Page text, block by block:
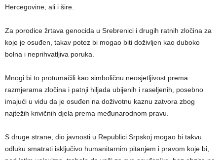
Hercegovine, ali i šire.
Za porodice žrtava genocida u Srebrenici i drugih ratnih zločina za
koje je osuđen, takav potez bi mogao biti doživljen kao duboko
bolna i neprihvatljiva poruka.
Mnogi bi to protumačili kao simboličnu neosjetljivost prema
razmjerama zločina i patnji hiljada ubijenih i raseljenih, posebno
imajući u vidu da je osuđen na doživotnu kaznu zatvora zbog
najtežih krivičnih djela prema međunarodnom pravu.
S druge strane, dio javnosti u Republici Srpskoj mogao bi takvu
odluku smatrati isključivo humanitarnim pitanjem i pravom koje bi,